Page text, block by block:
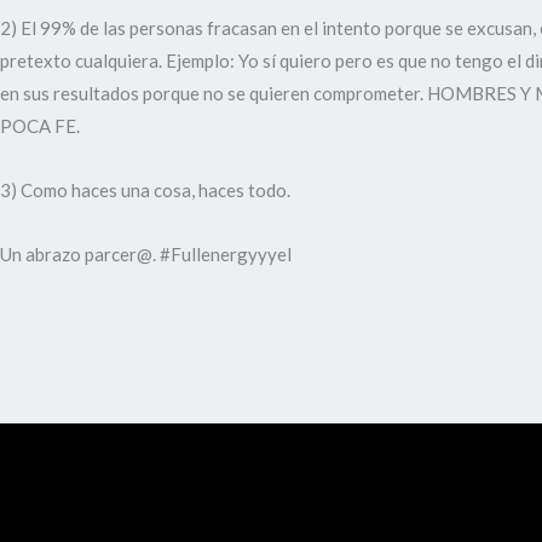
2) El 99% de las personas fracasan en el intento porque se excusan,
pretexto cualquiera. Ejemplo: Yo sí quiero pero es que no tengo el
en sus resultados porque no se quieren comprometer. HOMBRES Y
POCA FE.
3) Como haces una cosa, haces todo.
Un abrazo parcer@. #Fullenergyyyel